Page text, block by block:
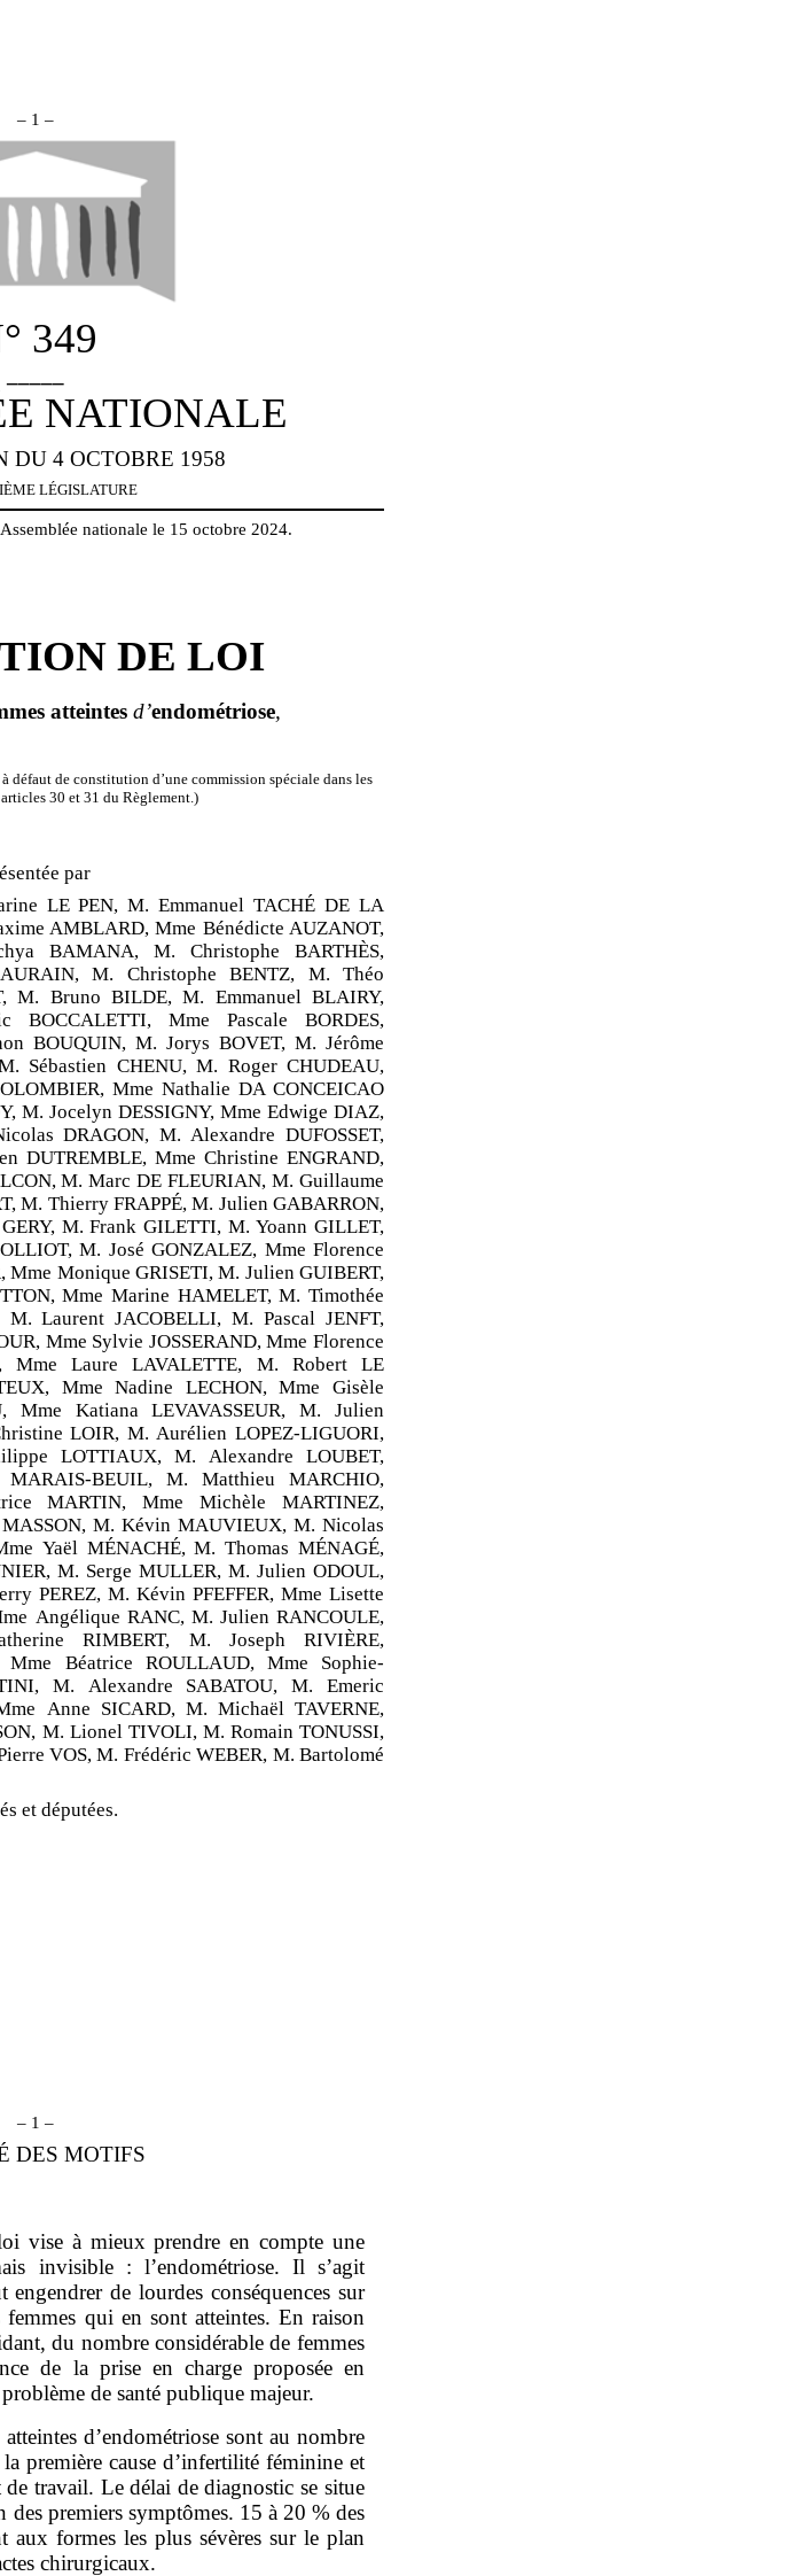
– 1 –
349
NATIONALE
DU 4 OCTOBRE 1958
LÉGISLATURE
nationale le 15 octobre 2024.
DE LOI
atteintes d’endométriose,
défaut de constitution d’une commission spéciale dans les
30 et 31 du Règlement.)
par
LE PEN, M. Emmanuel TACHÉ DE LA
AMBLARD, Mme Bénédicte AUZANOT,
BAMANA, M. Christophe BARTHÈS,
M. Christophe BENTZ, M. Théo
M. Bruno BILDE, M. Emmanuel BLAIRY,
Mme Pascale BORDES,
BOUQUIN, M. Jorys BOVET, M. Jérôme
Sébastien CHENU, M. Roger CHUDEAU,
Mme Nathalie DA CONCEICAO
M. Jocelyn DESSIGNY, Mme Edwige DIAZ,
DRAGON, M. Alexandre DUFOSSET,
DUTREMBLE, Mme Christine ENGRAND,
M. Marc DE FLEURIAN, M. Guillaume
M. Thierry FRAPPÉ, M. Julien GABARRON,
M. Frank GILETTI, M. Yoann GILLET,
M. José GONZALEZ, Mme Florence
Mme Monique GRISETI, M. Julien GUIBERT,
Mme Marine HAMELET, M. Timothée
M. Laurent JACOBELLI, M. Pascal JENFT,
Mme Sylvie JOSSERAND, Mme Florence
Mme Laure LAVALETTE, M. Robert LE
Mme Nadine LECHON, Mme Gisèle
Katiana LEVAVASSEUR, M. Julien
LOIR, M. Aurélien LOPEZ-LIGUORI,
LOTTIAUX, M. Alexandre LOUBET,
BEUIL, M. Matthieu MARCHIO,
MARTIN, Mme Michèle MARTINEZ,
M. Kévin MAUVIEUX, M. Nicolas
Yaël MÉNACHÉ, M. Thomas MÉNAGÉ,
M. Serge MULLER, M. Julien ODOUL,
PEREZ, M. Kévin PFEFFER, Mme Lisette
Angélique RANC, M. Julien RANCOULE,
RIMBERT, M. Joseph RIVIÈRE,
Mme Béatrice ROULLAUD, Mme Sophie-
M. Alexandre SABATOU, M. Emeric
Anne SICARD, M. Michaël TAVERNE,
M. Lionel TIVOLI, M. Romain TONUSSI,
VOS, M. Frédéric WEBER, M. Bartolomé
et députées.
– 1 –
DES MOTIFS
vise à mieux prendre en compte une
invisible : l’endométriose. Il s’agit
de lourdes conséquences sur
qui en sont atteintes. En raison
du nombre considérable de femmes
de la prise en charge proposée en
de santé publique majeur.
d’endométriose sont au nombre
première cause d’infertilité féminine et
de travail. Le délai de diagnostic se situe
des premiers symptômes. 15 à 20 % des
aux formes les plus sévères sur le plan
chirurgicaux.